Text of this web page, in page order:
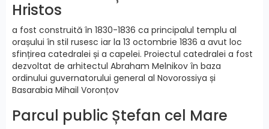
Hristos
a fost construită în 1830-1836 ca principalul templu al
orașului în stil rusesc iar la 13 octombrie 1836 a avut loc
sfințirea catedralei și a capelei. Proiectul catedralei a fost
dezvoltat de arhitectul Abraham Melnikov în baza
ordinului guvernatorului general al Novorossiya și
Basarabia Mihail Voronțov
Parcul public Ștefan cel Mare